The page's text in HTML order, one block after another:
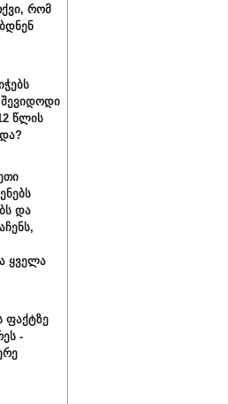
რომ
წლის
და
ყველა
ფაქტზე
-